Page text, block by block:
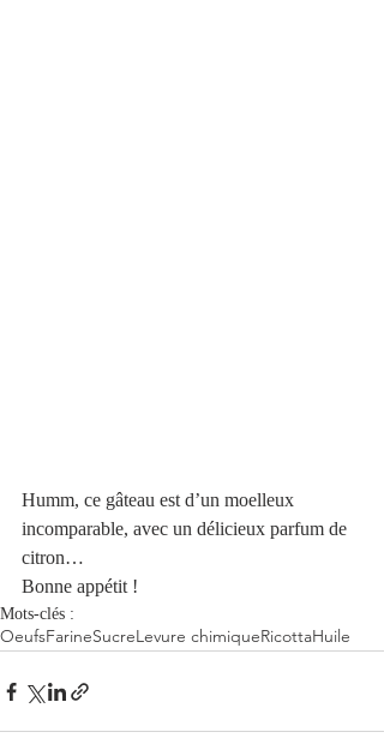
Humm, ce gâteau est d’un moelleux
incomparable, avec un délicieux parfum de
citron…
Bonne appétit !
Mots-clés :
OeufsFarineSucreLevure chimiqueRicottaHuile